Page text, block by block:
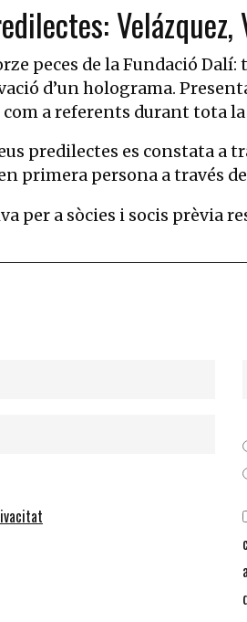
Velázquez,
peces de la Fundació
d’un holograma.
a referents durant tota
predilectes es constata a
primera persona a través de
per a sòcies i socis prèvia